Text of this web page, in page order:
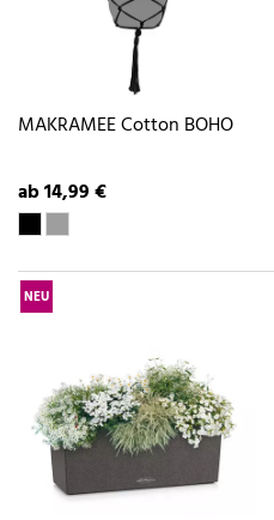
MAKRAMEE Cotton BOHO
ab 14,99 €
NEU